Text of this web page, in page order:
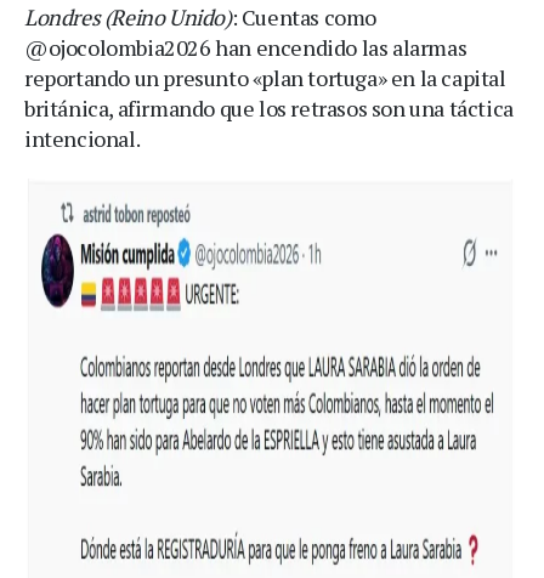
Londres (Reino Unido): Cuentas como
@ojocolombia2026 han encendido las alarmas
reportando un presunto «plan tortuga» en la capital
británica, afirmando que los retrasos son una táctica
intencional.